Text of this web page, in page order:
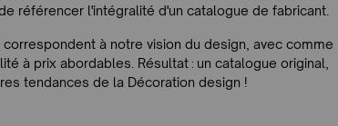
référencer l'intégralité d'un catalogue de fabricant.
à notre vision du design, avec comme
à prix abordables. Résultat : un catalogue original,
tendances de la Décoration design !